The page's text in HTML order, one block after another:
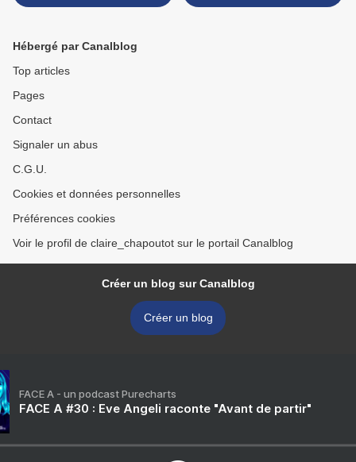
Hébergé par Canalblog
Top articles
Pages
Contact
Signaler un abus
C.G.U.
Cookies et données personnelles
Préférences cookies
Voir le profil de claire_chapoutot sur le portail Canalblog
Créer un blog sur Canalblog
Créer un blog
FACE A - un podcast Purecharts
FACE A #30 : Eve Angeli raconte "Avant de partir"